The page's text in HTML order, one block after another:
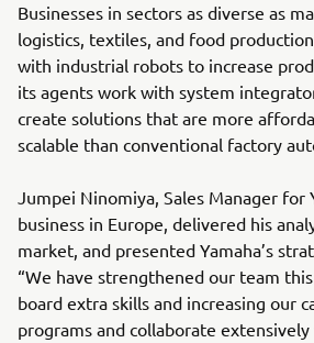
Businesses in sectors as diverse as
logistics, textiles, and food
with industrial robots to increase
its agents work with system
create solutions that are more
scalable than conventional factory
Jumpei Ninomiya, Sales Manager for
business in Europe, delivered his
market, and presented Yamaha’s
“We have strengthened our team
board extra skills and increasing our
programs and collaborate